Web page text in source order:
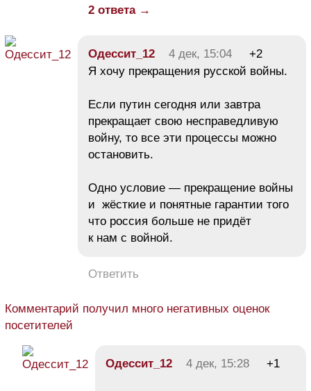
2 ответа →
Одессит_12 4 дек, 15:04
+2
Я хочу прекращения русской войны.
Если путин сегодня или завтра
прекращает свою несправедливую
войну, то все эти процессы можно
остановить.
Одно условие — прекращение войны
и жёсткие и понятные гарантии того
что россия больше не придёт
к нам с войной.
Ответить
Комментарий получил много негативных оценок
посетителей
Одессит_12 4 дек, 15:28 +1